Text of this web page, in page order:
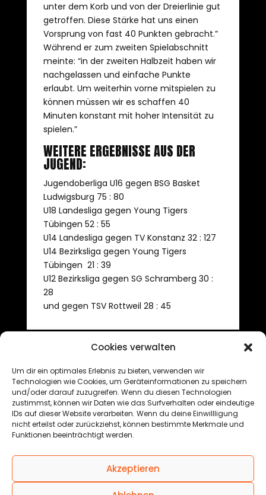
Cookies verwalten
Um dir ein optimales Erlebnis zu bieten, verwenden wir
Technologien wie Cookies, um Geräteinformationen zu speichern
und/oder darauf zuzugreifen. Wenn du diesen Technologien
zustimmst, können wir Daten wie das Surfverhalten oder eindeutige
IDs auf dieser Website verarbeiten. Wenn du deine Einwillligung
nicht erteilst oder zurückziehst, können bestimmte Merkmale und
Funktionen beeinträchtigt werden.
Akzeptieren
unter dem Korb und von der Dreierlinie gut
getroffen. Diese Stärke hat uns einen
Vorsprung von fast 40 Punkten gebracht.”
Während er zum zweiten Spielabschnitt
meinte: “in der zweiten Halbzeit haben wir
nachgelassen und einfache Punkte
erlaubt. Um weiterhin vorne mitspielen zu
können müssen wir es schaffen 40
Minuten konstant mit hoher Intensität zu
spielen.”
WEITERE ERGEBNISSE AUS DER
JUGEND:
Jugendoberliga U16 gegen BSG Basket
Ludwigsburg 75 : 80
U18 Landesliga gegen Young Tigers
Tübingen 52 : 55
U14 Landesliga gegen TV Konstanz 32 : 127
U14 Bezirksliga gegen Young Tigers
Tübingen 21 : 39
U12 Bezirksliga gegen SG Schramberg 30 :
28
und gegen TSV Rottweil 28 : 45
Ersatzgeschwächte Schwarzwälder verlieren in
Vechta
Die wiha Panthers wollen in Quakenbrück die
ersten Punkte holen→
© 2025 Black Forest Basketball GmbH